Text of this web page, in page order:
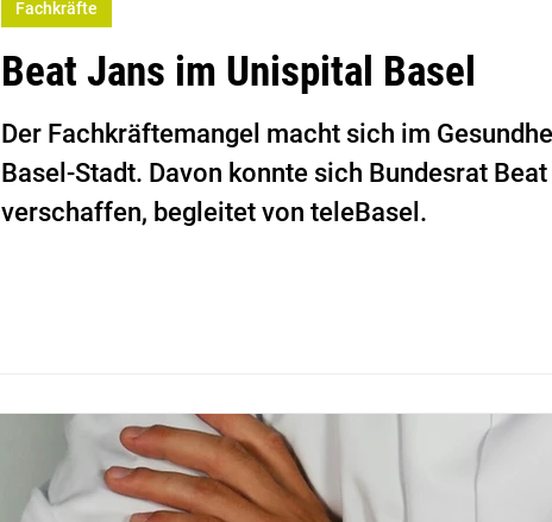
Beat Jans im Unispital Basel
Der Fachkräftemangel macht sich im
Basel-Stadt. Davon konnte sich Bundesrat
verschaffen, begleitet von teleBasel.
Fachkräfte